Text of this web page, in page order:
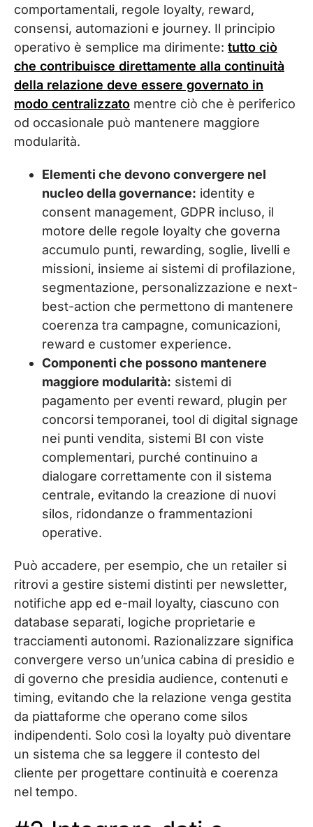
comportamentali, regole loyalty, reward,
consensi, automazioni e journey. Il principio
operativo è semplice ma dirimente: tutto ciò
che contribuisce direttamente alla continuità
della relazione deve essere governato in
modo centralizzato mentre ciò che è periferico
od occasionale può mantenere maggiore
modularità.
Elementi che devono convergere nel
nucleo della governance: identity e
consent management, GDPR incluso, il
motore delle regole loyalty che governa
accumulo punti, rewarding, soglie, livelli e
missioni, insieme ai sistemi di profilazione,
segmentazione, personalizzazione e next-
best-action che permettono di mantenere
coerenza tra campagne, comunicazioni,
reward e customer experience.
Componenti che possono mantenere
maggiore modularità: sistemi di
pagamento per eventi reward, plugin per
concorsi temporanei, tool di digital signage
nei punti vendita, sistemi BI con viste
complementari, purché continuino a
dialogare correttamente con il sistema
centrale, evitando la creazione di nuovi
silos, ridondanze o frammentazioni
operative.
Può accadere, per esempio, che un retailer si
ritrovi a gestire sistemi distinti per newsletter,
notifiche app ed e-mail loyalty, ciascuno con
database separati, logiche proprietarie e
tracciamenti autonomi. Razionalizzare significa
convergere verso un’unica cabina di presidio e
di governo che presidia audience, contenuti e
timing, evitando che la relazione venga gestita
da piattaforme che operano come silos
indipendenti. Solo così la loyalty può diventare
un sistema che sa leggere il contesto del
cliente per progettare continuità e coerenza
nel tempo.